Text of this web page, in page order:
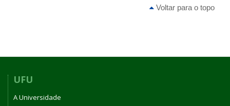
Voltar para o topo
UFU
A Universidade